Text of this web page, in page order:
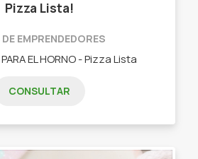
Pizza Lista!
EMPRENDEDORES
EL HORNO - Pizza Lista
CONSULTAR